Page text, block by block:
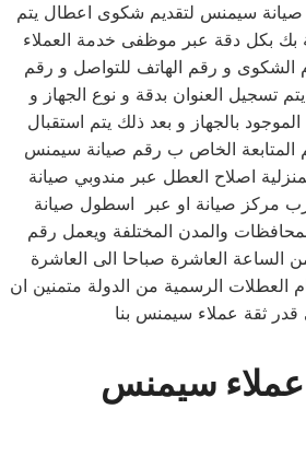
سيمنس لتقديم شكوى اعطال يتم
بك بكل دقة عبر موظفى خدمة العملاء
و رقم الهاتف للتواصل و رقم
تسجيل العنوان بدقة و نوع الجهاز و
بالجهاز و بعد ذلك يتم استقبال
الخاص ب رقم صيانة سيمنس
اصلاح العطل عبر مندوبي صيانة
مركز صيانة او عبر اسطول صيانة
والمدن المختلفة ويعمل رقم
الساعة العاشرة صباحا الى العاشرة
العطلات الرسمية من الدولة متمنين ان
ثقة عملاء سيمنس بنا
سيمنس